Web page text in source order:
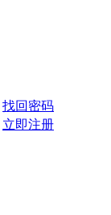
找回密码
立即注册